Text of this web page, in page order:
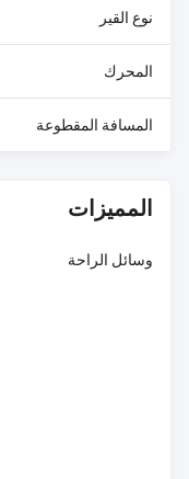
نوع القير
المحرك
المسافة المقطوعة
المميزات
وسائل الراحة